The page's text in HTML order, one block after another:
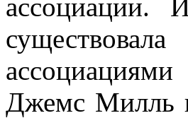
ассоциации.
Джемс Милль